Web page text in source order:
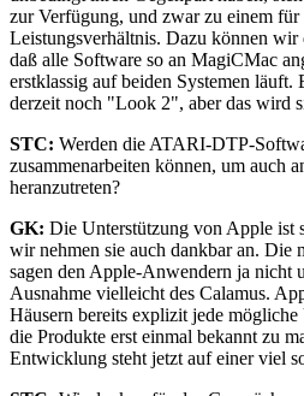
zur Verfügung, und zwar zu einem
Leistungsverhältnis. Dazu können wir
daß alle Software so an MagiCMac
erstklassig auf beiden Systemen läuft.
derzeit noch "Look 2", aber das wird
STC: Werden die ATARI-DTP-
zusammenarbeiten können, um auch
heranzutreten?
GK: Die Unterstützung von Apple ist
wir nehmen sie auch dankbar an. Die
sagen den Apple-Anwendern ja nicht
Ausnahme vielleicht des Calamus.
Häusern bereits explizit jede
die Produkte erst einmal bekannt zu
Entwicklung steht jetzt auf einer viel